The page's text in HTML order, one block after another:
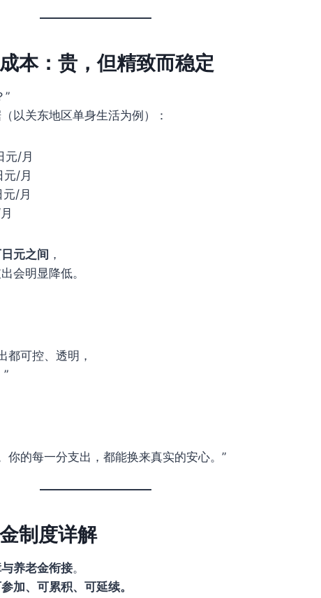
本：贵，但精致而稳定
”
以关东地区单身生活为例）：
元/月
元/月
/月
元之间 ，
会明显降低。
都可控、透明，
你的每一分支出，都能换来真实的安心。”
制度详解
养老金衔接。
加、可累积、可延续。